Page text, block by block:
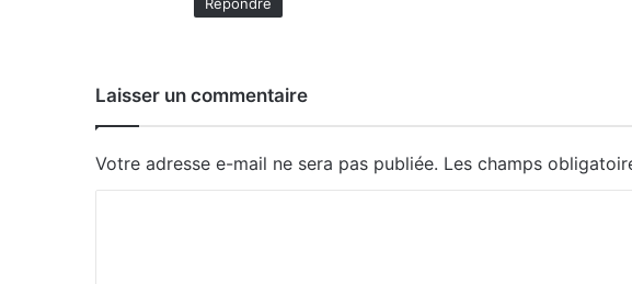
Répondre
Laisser un commentaire
Votre adresse e-mail ne sera pas publiée. Les champs